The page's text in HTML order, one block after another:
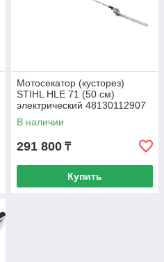
Мотосекатор (кусторез)
STIHL HLE 71 (50 см)
электрический 48130112907
В наличии
291 800 ₸
Купить